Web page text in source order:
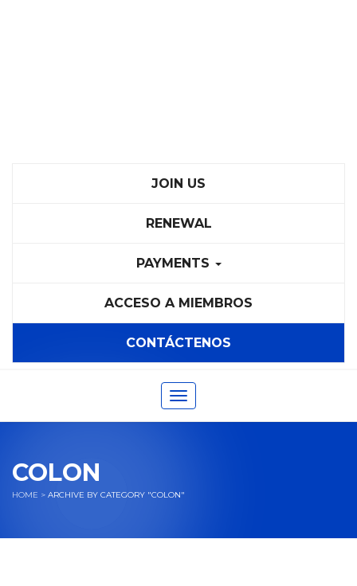
JOIN US
RENEWAL
PAYMENTS
ACCESO A MIEMBROS
CONTÁCTENOS
Toggle navigation
COLON
HOME > ARCHIVE BY CATEGORY "COLON"